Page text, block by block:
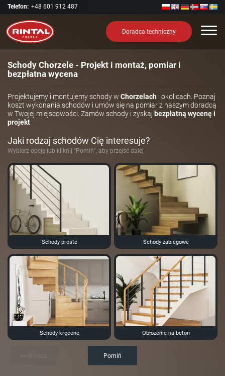
Telefon: +48 601 912 487
Doradca techniczny
Schody Chorzele - Projekt i montaż, pomiar i
bezpłatna wycena
Projektujemy i montujemy schody w Chorzelach i okolicach. Poznaj
koszt wykonania schodów i umów się na pomiar z naszym doradcą
w Twojej miejscowości. Zamów schody i zyskaj bezpłatną wycenę i
projekt
Jaki rodzaj schodów Cię interesuje?
Wybierz opcję lub kliknij "Pomiń", aby przejść dalej
Schody proste Schody zabiegowe
Schody kręcone Obłożenie na beton
Pomiń